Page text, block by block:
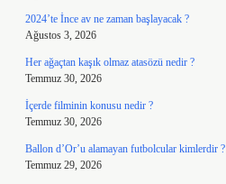
2024’te İnce av ne zaman başlayacak ?
Ağustos 3, 2026
Her ağaçtan kaşık olmaz atasözü nedir ?
Temmuz 30, 2026
İçerde filminin konusu nedir ?
Temmuz 30, 2026
Ballon d’Or’u alamayan futbolcular kimlerdir ?
Temmuz 29, 2026